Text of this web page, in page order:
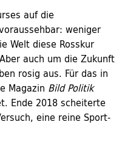
auf die
weniger
Welt diese Rosskur
auch um die Zukunft
rosig aus. Für das in
Magazin Bild Politik
Ende 2018 scheiterte
eine reine Sport-